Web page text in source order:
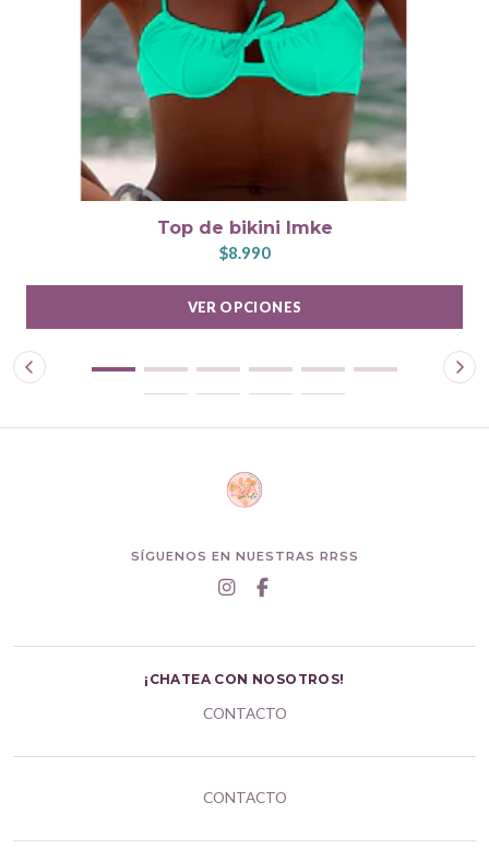
Top de bikini Imke
$8.990
VER OPCIONES
SÍGUENOS EN NUESTRAS RRSS
¡CHATEA CON NOSOTROS!
CONTACTO
CONTACTO